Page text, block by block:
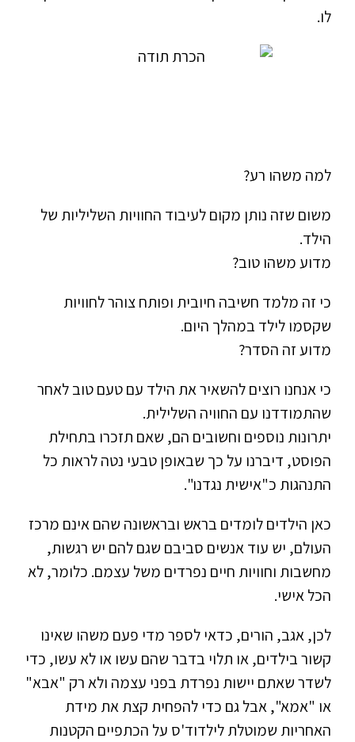
לו.
למה משהו רע?
משום שזה נותן מקום לעיבוד החוויות השליליות של
הילד.
מדוע משהו טוב?
כי זה מלמד חשיבה חיובית ופותח צוהר לחוויות
שקסמו לילד במהלך היום.
מדוע זה הסדר?
כי אנחנו רוצים להשאיר את הילד עם טעם טוב לאחר
שהתמודדנו עם החוויה השלילית.
יתרונות נוספים וחשובים הם, שאם תזכרו בתחילת
הפוסט, דיברנו על כך שבאופן טבעי נטה לראות כל
התנהגות כ"אישית נגדנו".
כאן הילדים לומדים בראש ובראשונה שהם אינם מרכז
העולם, יש עוד אנשים סביבם שגם להם יש רגשות,
מחשבות וחוויות חיים נפרדים משל עצמם. כלומר, לא
הכל אישי.
לכן, אגב, הורים, כדאי לספר מדי פעם משהו שאינו
קשור בילדים, או תלוי בדבר שהם עשו או לא עשו, כדי
לשדר שאתם יישות נפרדת בפני עצמה ולא רק "אבא"
או "אמא", אבל גם כדי להפחית קצת את מידת
האחריות שמוטלת לילדוד'ס על הכתפיים הקטנות